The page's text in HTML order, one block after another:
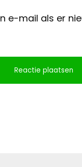
e-mail als er